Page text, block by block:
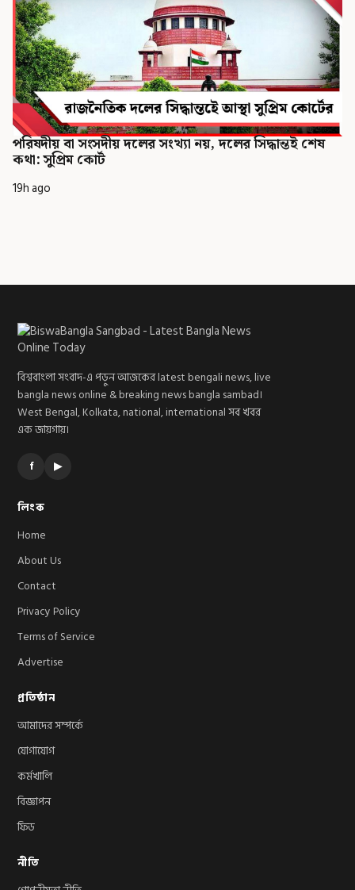
পরিষদীয় বা সংসদীয় দলের সংখ্যা নয়, দলের সিদ্ধান্তই শেষ
কথা: সুপ্রিম কোর্ট
19h ago
বিশ্ববাংলা সংবাদ-এ পড়ুন আজকের latest bengali news, live
bangla news online & breaking news bangla sambad।
West Bengal, Kolkata, national, international সব খবর
এক জায়গায়।
f ▶
লিংক
Home
About Us
Contact
Privacy Policy
Terms of Service
Advertise
প্রতিষ্ঠান
আমাদের সম্পর্কে
যোগাযোগ
কর্মখালি
বিজ্ঞাপন
ফিড
নীতি